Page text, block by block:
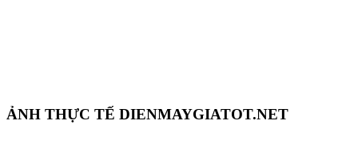
ẢNH THỰC TẾ DIENMAYGIATOT.NET